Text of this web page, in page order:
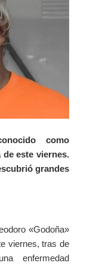
como
de este viernes.
grandes
«Godoña»
viernes, tras de
enfermedad